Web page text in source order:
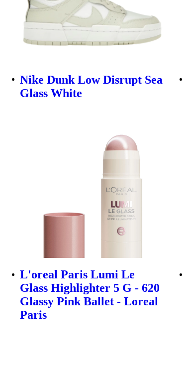
Nike Dunk Low Disrupt Sea
Glass White
L'oreal Paris Lumi Le
Glass Highlighter 5 G - 620
Glassy Pink Ballet - Loreal
Paris